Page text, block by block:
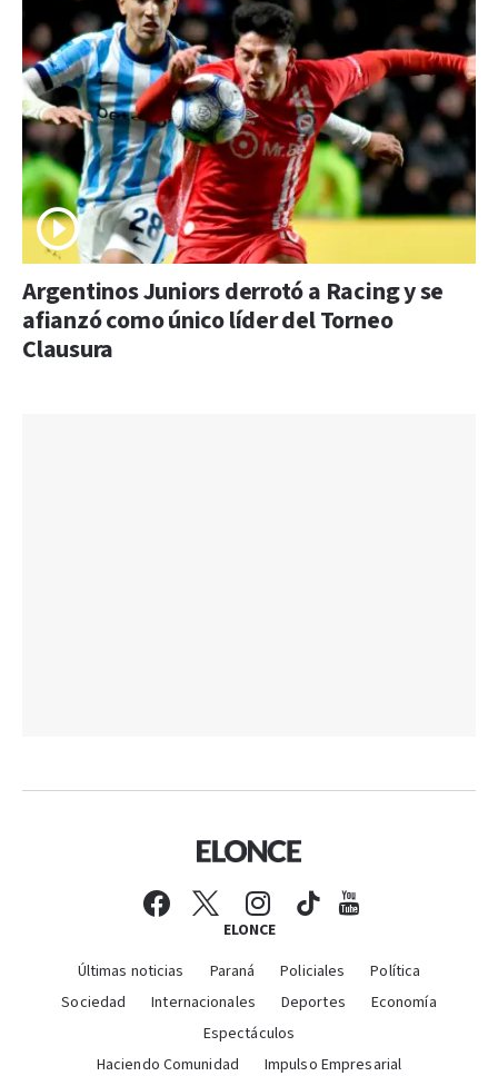
Argentinos Juniors derrotó a Racing y se
afianzó como único líder del Torneo
Clausura
ELONCE
Últimas noticias Paraná Policiales
Política
Sociedad
Internacionales Deportes
Economía
Espectáculos
Haciendo Comunidad
Impulso Empresarial